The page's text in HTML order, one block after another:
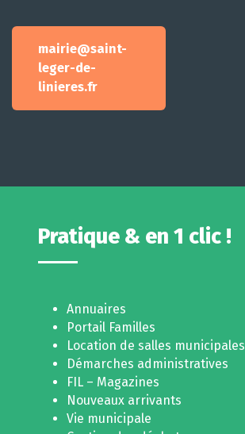
mairie@saint-
leger-de-
linieres.fr
Pratique & en 1 clic !
Annuaires
Portail Familles
Location de salles municipales
Démarches administratives
FIL – Magazines
Nouveaux arrivants
Vie municipale